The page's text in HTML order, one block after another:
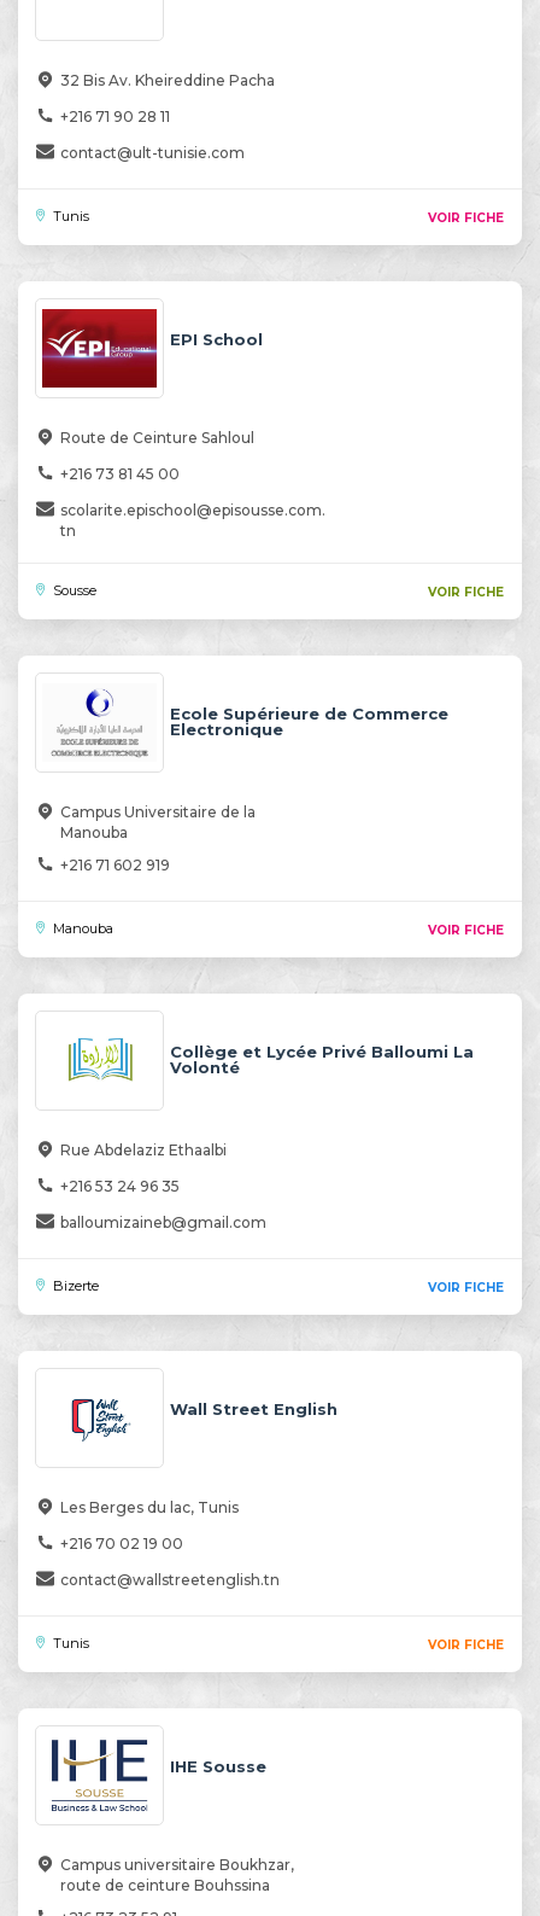
32 Bis Av. Kheireddine Pacha
+216 71 90 28 11
contact@ult-tunisie.com
Tunis VOIR FICHE
EPI School
Route de Ceinture Sahloul
+216 73 81 45 00
scolarite.epischool@episousse.com.
tn
Sousse VOIR FICHE
Ecole Supérieure de Commerce
Electronique
Campus Universitaire de la
Manouba
+216 71 602 919
Manouba VOIR FICHE
Collège et Lycée Privé Balloumi La
Volonté
Rue Abdelaziz Ethaalbi
+216 53 24 96 35
balloumizaineb@gmail.com
Bizerte VOIR FICHE
Wall Street English
Les Berges du lac, Tunis
+216 70 02 19 00
contact@wallstreetenglish.tn
Tunis VOIR FICHE
IHE Sousse
Campus universitaire Boukhzar,
route de ceinture Bouhssina